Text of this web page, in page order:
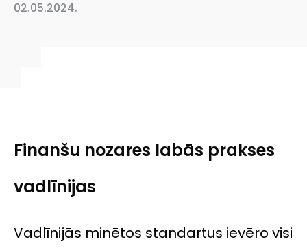
02.05.2024.
Finanšu nozares labās prakses
vadlīnijas
Vadlīnijās minētos standartus ievēro visi